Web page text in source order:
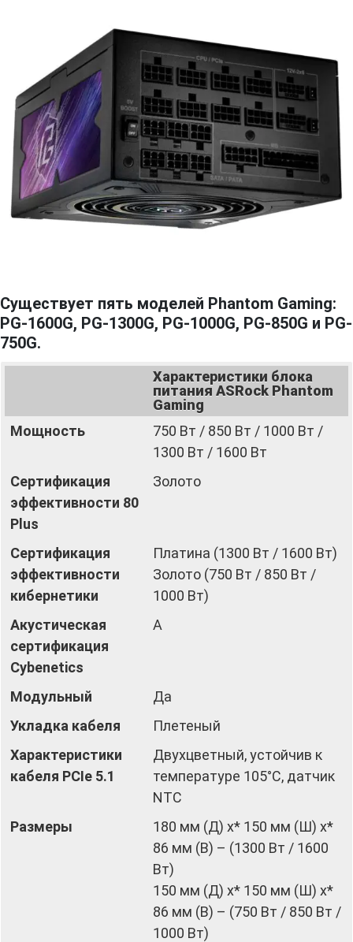
Существует пять моделей Phantom Gaming:
PG-1600G, PG-1300G, PG-1000G, PG-850G и PG-
750G.
Характеристики блока
питания ASRock Phantom
Gaming
Мощность
750 Вт / 850 Вт / 1000 Вт /
1300 Вт / 1600 Вт
Сертификация
эффективности 80
Plus
Золото
Сертификация
эффективности
кибернетики
Платина (1300 Вт / 1600 Вт)
Золото (750 Вт / 850 Вт /
1000 Вт)
Акустическая
сертификация
Cybenetics
А
Модульный
Да
Укладка кабеля
Плетеный
Характеристики
кабеля PCIe 5.1
Двухцветный, устойчив к
температуре 105°C, датчик
NTC
Размеры
180 мм (Д) x* 150 мм (Ш) x*
86 мм (В) – (1300 Вт / 1600
Вт)
150 мм (Д) x* 150 мм (Ш) x*
86 мм (В) – (750 Вт / 850 Вт /
1000 Вт)